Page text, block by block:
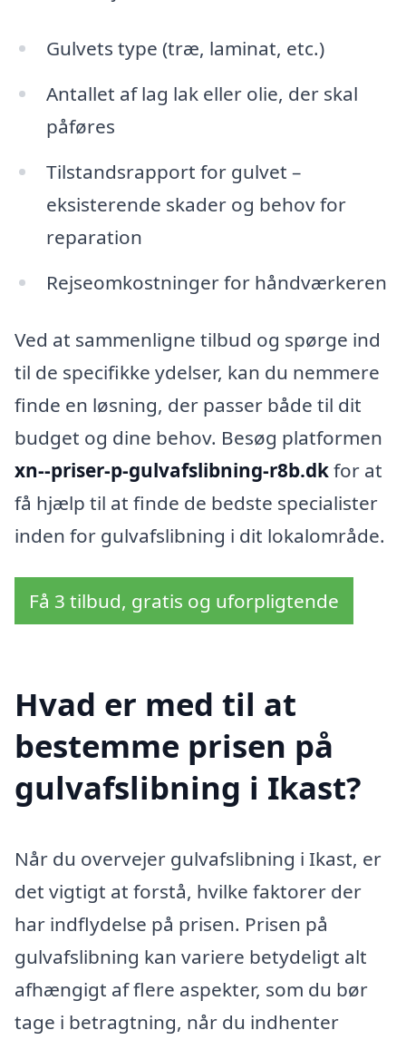
Gulvets type (træ, laminat, etc.)
Antallet af lag lak eller olie, der skal
påføres
Tilstandsrapport for gulvet –
eksisterende skader og behov for
reparation
Rejseomkostninger for håndværkeren
Ved at sammenligne tilbud og spørge ind
til de specifikke ydelser, kan du nemmere
finde en løsning, der passer både til dit
budget og dine behov. Besøg platformen
xn--priser-p-gulvafslibning-r8b.dkfor at
få hjælp til at finde de bedste specialister
inden for gulvafslibning i dit lokalområde.
Få 3 tilbud, gratis og uforpligtende
Hvad er med til at
bestemme prisen på
gulvafslibning i Ikast?
Når du overvejer gulvafslibning i Ikast, er
det vigtigt at forstå, hvilke faktorer der
har indflydelse på prisen. Prisen på
gulvafslibning kan variere betydeligt alt
afhængigt af flere aspekter, som du bør
tage i betragtning, når du indhenter